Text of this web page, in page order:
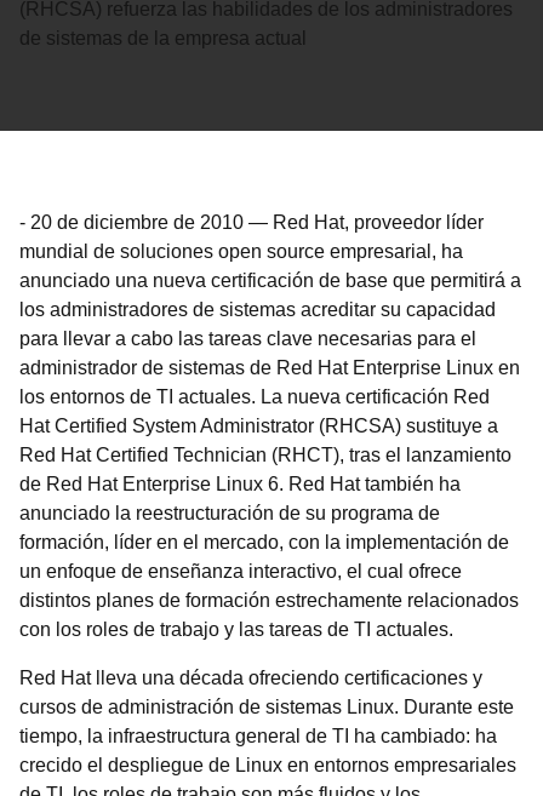
(RHCSA) refuerza las habilidades de los administradores
de sistemas de la empresa actual
- 20 de diciembre de 2010 — Red Hat, proveedor líder
mundial de soluciones open source empresarial, ha
anunciado una nueva certificación de base que permitirá a
los administradores de sistemas acreditar su capacidad
para llevar a cabo las tareas clave necesarias para el
administrador de sistemas de Red Hat Enterprise Linux en
los entornos de TI actuales. La nueva certificación Red
Hat Certified System Administrator (RHCSA) sustituye a
Red Hat Certified Technician (RHCT), tras el lanzamiento
de Red Hat Enterprise Linux 6. Red Hat también ha
anunciado la reestructuración de su programa de
formación, líder en el mercado, con la implementación de
un enfoque de enseñanza interactivo, el cual ofrece
distintos planes de formación estrechamente relacionados
con los roles de trabajo y las tareas de TI actuales.
Red Hat lleva una década ofreciendo certificaciones y
cursos de administración de sistemas Linux. Durante este
tiempo, la infraestructura general de TI ha cambiado: ha
crecido el despliegue de Linux en entornos empresariales